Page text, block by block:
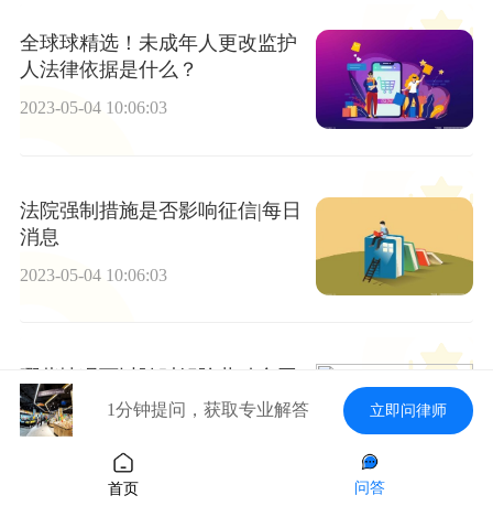
全球球精选！未成年人更改监护
人法律依据是什么？
2023-05-04 10:06:03
法院强制措施是否影响征信|每日
消息
2023-05-04 10:06:03
2023-05-04 10:06:031分钟提问，获取专业解答 立即问律师
首页 问答